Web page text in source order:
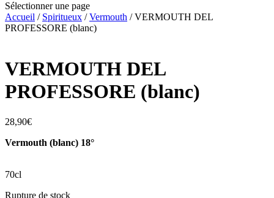
Sélectionner une page
Accueil / Spiritueux /Vermouth / VERMOUTH DEL
PROFESSORE (blanc)
VERMOUTH DEL
PROFESSORE (blanc)
28,90€
Vermouth (blanc) 18°
70cl
Rupture de stock